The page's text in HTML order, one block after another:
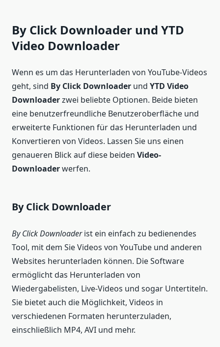
By Click Downloader und YTD
Video Downloader
Wenn es um das Herunterladen von YouTube-Videos
geht, sind By Click Downloader und YTD Video
Downloaderzwei beliebte Optionen. Beide bieten
eine benutzerfreundliche Benutzeroberfläche und
erweiterte Funktionen für das Herunterladen und
Konvertieren von Videos. Lassen Sie uns einen
genaueren Blick auf diese beiden Video-
Downloaderwerfen.
By Click Downloader
By Click Downloaderist ein einfach zu bedienendes
Tool, mit dem Sie Videos von YouTube und anderen
Websites herunterladen können. Die Software
ermöglicht das Herunterladen von
Wiedergabelisten, Live-Videos und sogar Untertiteln.
Sie bietet auch die Möglichkeit, Videos in
verschiedenen Formaten herunterzuladen,
einschließlich MP4, AVI und mehr.